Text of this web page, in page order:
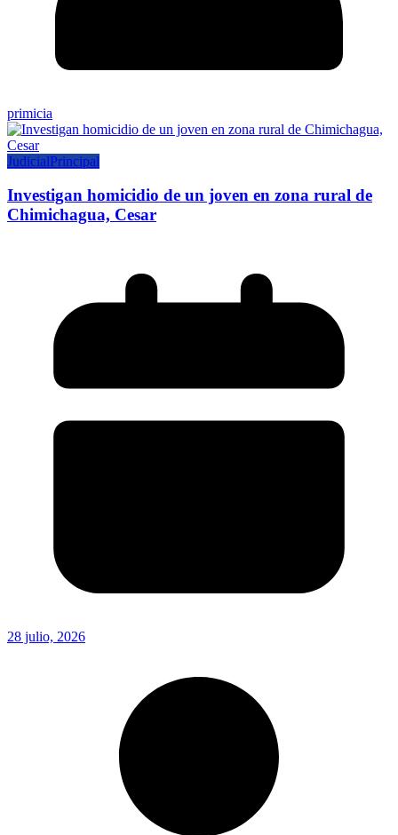
primicia
JudicialPrincipal
Investigan homicidio de un joven en zona rural de
Chimichagua, Cesar
28 julio, 2026